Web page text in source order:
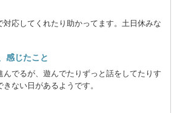
対応してくれたり助かってます。土日休みな
感じたこと
んでるが、遊んでたりずっと話をしてたりす
ない日があるようです。